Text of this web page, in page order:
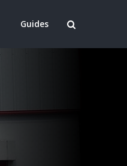
Guides